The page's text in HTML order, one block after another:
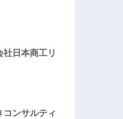
社日本商工リ
コンサルティ